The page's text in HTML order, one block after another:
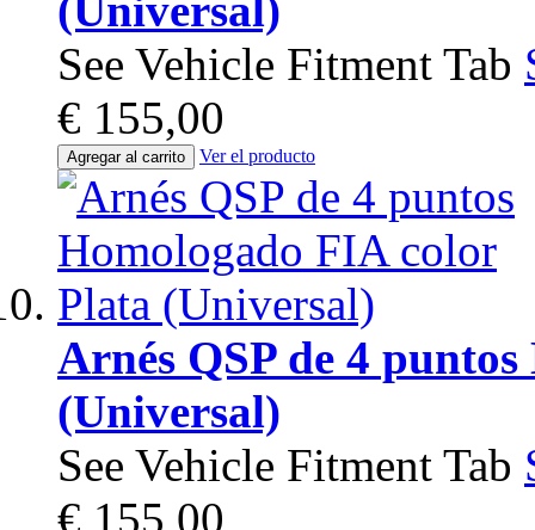
See Vehicle Fitment Tab
€ 155,00
Agregar al carrito Ver el producto
Arnés QSP de 4
(Universal)
See Vehicle Fitment Tab
€ 155,00